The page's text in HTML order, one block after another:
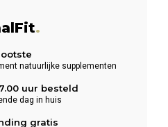
.
natuurlijke supplementen
uur besteld
dag in huis
gratis